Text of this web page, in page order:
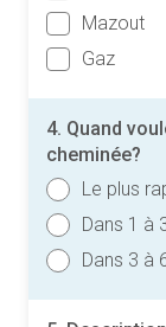
Mazout
Gaz
4. Quand
cheminée?
Le plus
Dans 1 à
Dans 3 à